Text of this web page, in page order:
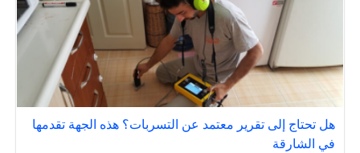
هل تحتاج إلى تقرير معتمد عن التسربات؟ هذه الجهة تقدمها
في الشارقة